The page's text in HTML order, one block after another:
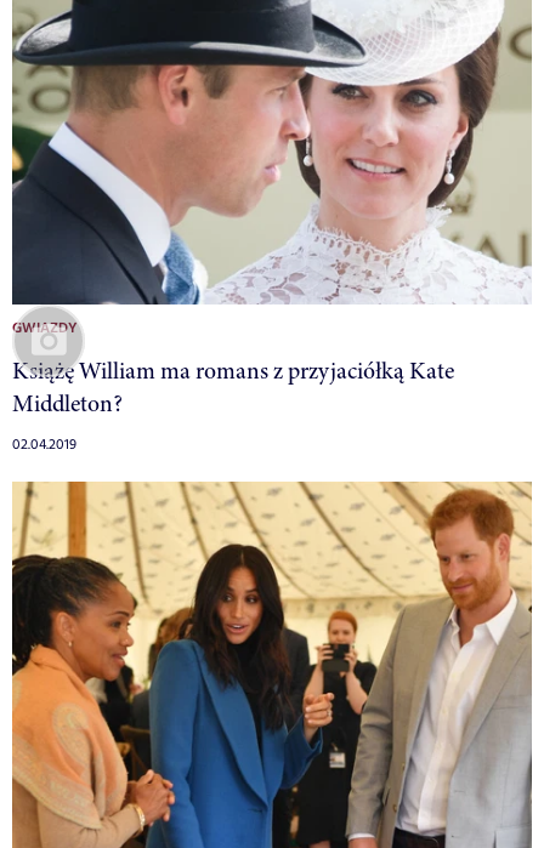
GWIAZDY
Książę William ma romans z przyjaciółką Kate
Middleton?
02.04.2019